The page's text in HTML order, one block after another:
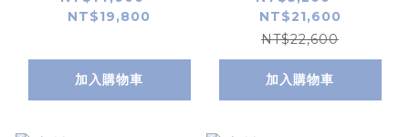
姆尼)
NT$19,800
加入購物車
Outlander)
NT$21,600
NT$22,600
加入購物車